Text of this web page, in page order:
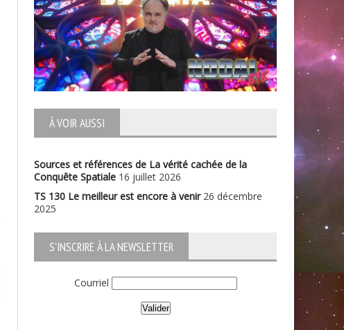
À VOIR AUSSI
Sources et références de La vérité cachée de la
Conquête Spatiale 16 juillet 2026
TS 130 Le meilleur est encore à venir 26 décembre
2025
S'INSCRIRE À LA NEWSLETTER
Courriel